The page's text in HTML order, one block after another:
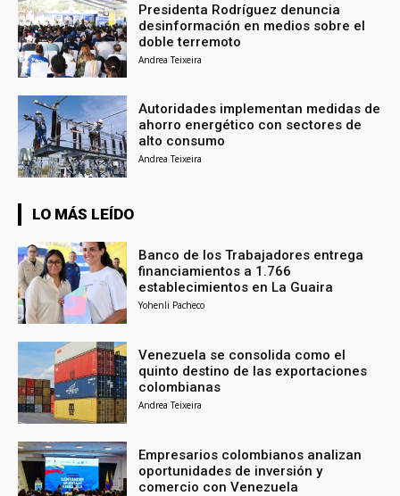
Presidenta Rodríguez denuncia
desinformación en medios sobre el
doble terremoto
Andrea Teixeira
Autoridades implementan medidas de
ahorro energético con sectores de
alto consumo
Andrea Teixeira
LO MÁS LEÍDO
Banco de los Trabajadores entrega
financiamientos a 1.766
establecimientos en La Guaira
Yohenli Pacheco
Venezuela se consolida como el
quinto destino de las exportaciones
colombianas
Andrea Teixeira
Empresarios colombianos analizan
oportunidades de inversión y
comercio con Venezuela